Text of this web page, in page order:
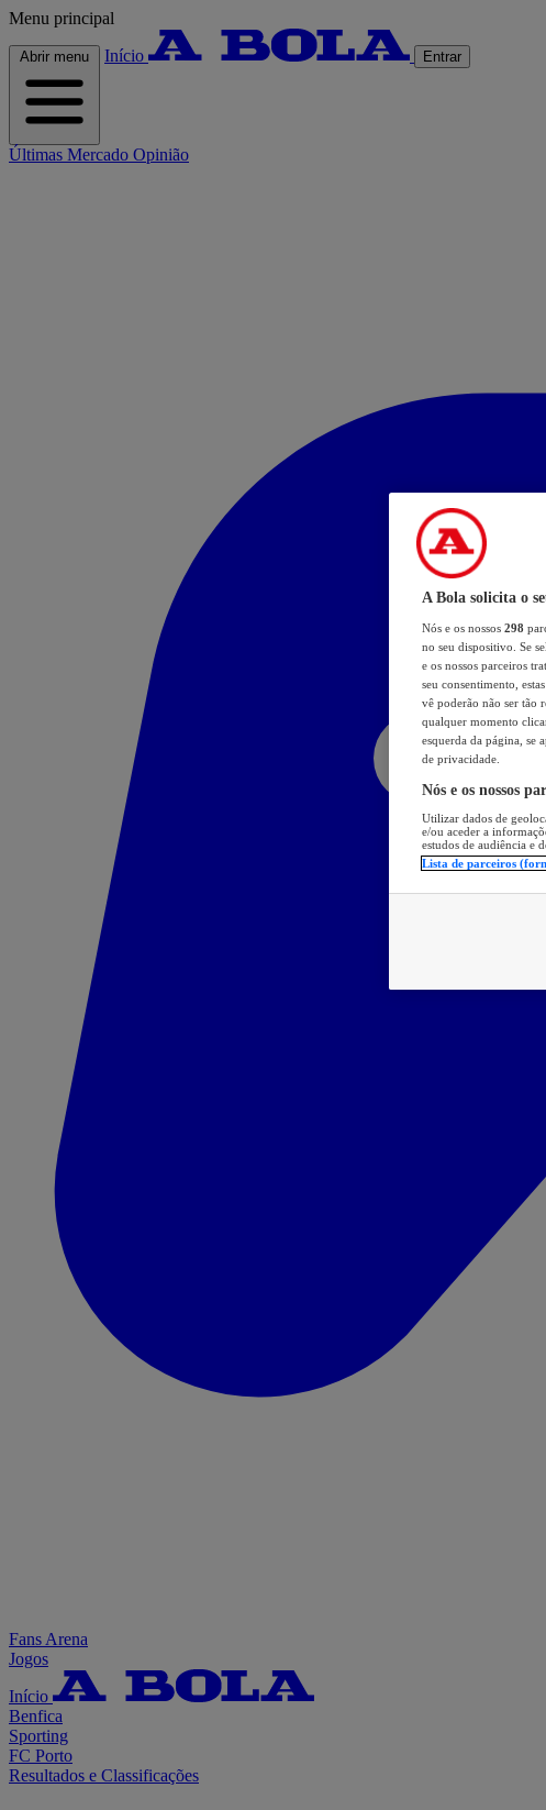
Menu principal
Abrir menu Início Entrar
Últimas Mercado Opinião
Fans Arena
Jogos
Início
Benfica
Sporting
FC Porto
Resultados e Classificações
A Bola solicita o
Nós e os nossos 298
no seu dispositivo. Se
e os nossos parceiros
seu consentimento,
vê poderão não ser tão
qualquer momento
esquerda da página, se
de privacidade.
Nós e os nossos
Utilizar dados de
e/ou aceder a
estudos de audiência e
Lista de parceiros